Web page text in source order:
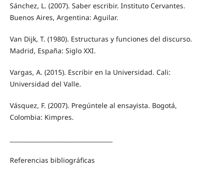
Sánchez, L. (2007). Saber escribir. Instituto Cervantes.
Buenos Aires, Argentina: Aguilar.
Van Dijk, T. (1980). Estructuras y funciones del discurso.
Madrid, España: Siglo XXI.
Vargas, A. (2015). Escribir en la Universidad. Cali:
Universidad del Valle.
Vásquez, F. (2007). Pregúntele al ensayista. Bogotá,
Colombia: Kimpres.
Referencias bibliográficas